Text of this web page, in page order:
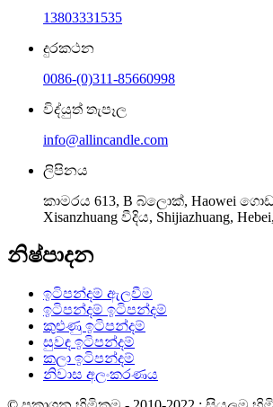
13803331535
දුරකථන
0086-(0)311-85660998
විද්යුත් තැපෑල
info@allincandle.com
ලිපිනය
කාමරය 613, B බ්ලොක්, Haowei
Xisanzhuang වීදිය, Shijiazhuang,
නිෂ්පාදන
ඉටිපන්දම් ඇලවීම
ඉටිපන්දම් ඉටිපන්දම්
කුළුණු ඉටිපන්දම්
සුවඳ ඉටිපන්දම්
කලා ඉටිපන්දම්
නිවාස අලංකරණය